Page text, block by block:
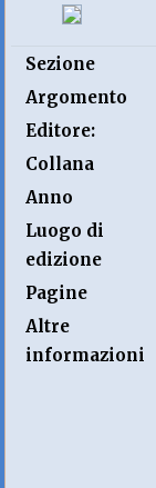
Sezione
Argomento
Editore:
Collana
Anno
Luogo di
edizione
Pagine
Altre
informazioni